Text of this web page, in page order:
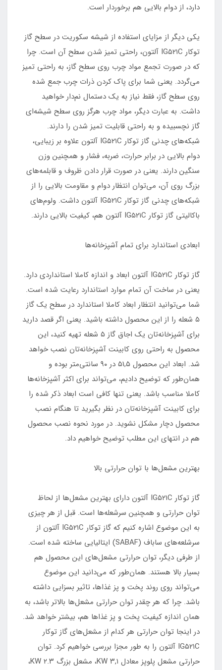
دارد، از دوام بالایی هم برخوردار است.
یکی دیگر از مزایای استفاده از شیشه‌ سکوریت در سطح گاز
توکار IG۵۲۱C آلتون، راحتی تمیز شدن سطح آن است. چرا
که در صورت تجمع مواد چرب روی سطح گاز، به راحتی تمیز
می‌گردد. یعنی شما برای پاک کردن ذرات چرب جمع شده
روی سطح گاز، فقط نیاز به یک دستمال نم‌دار خواهید
داشت. به عبارت دیگر، مواد چرب هرگز روی سطح شیشه‌ای
گاز نچسبیده و به راحتی قابلیت تمیز شدن را دارند.
شبکه‌های چدنی گاز توکار IG۵۲۱C آلتون علاوه بر زیبایی،
دوام بالایی در برابر حرارت، ضربه، فشار و همچنین وزن
سنگین دارند. یعنی در صورت قرار دادن ظروف و قابلمه‌های
بزرگ روی آن، می‌توان انتظار دوام و مقاومت بالایی را از
شبکه‌های چدنی گاز توکار IG۵۲۱C آلتون داشت. ولوم‌های
باکالیتی گاز توکار IG۵۲۱C آلتون هم، کیفیت بالایی دارند.
ابعادی استاندارد برای تمام آشپزخانه‌ها
گاز توکار IG۵۲۱C آلتون ابعاد و اندازه کاملا استانداردی دارد.
یعنی در ساخت آن تمام موارد استاندارد رعایت شده است.
شما می‌توانید انتظار ابعاد کاملا استاندارد در سطح یک گاز
۵ شعله را از این محصول داشته باشید. یعنی اگر قصد دارید
برای آشپزخانه‌تان یک اجاق گاز ۵ شعله تهیه کنید، این
محصول به راحتی روی کابینت آشپزخانه‌تان نصب خواهد
شد. ابعاد این محصول ۵۱,۵ در ۹۰ سانتی‌متر بوده و
همان‌طور که توضیح دادیم، می‌تواند برای اکثر آشپزخانه‌ها
کاملا مناسب باشد. یعنی تنها کافی است ابعاد ذکر شده را
برای کابینت آشپزخانه‌تان در نظر بگیرید تا هنگام نصب
محصول دچار مشکل نشوید. در مورد نحوه نصب محصول
هم در انتهای این مطلب توضیح خواهیم داد.
بهترین مشعل‌ها با توان حرارتی بالا
گاز توکار IG۵۲۱C آلتون دارای بهترین مشعل‌ها از لحاظ
توان حرارتی و همچنین سرشعله‌ها است. قبل از هر چیزی
به این موضوع اشاره کنیم که گاز توکار IG۵۲۱C آلتون از
سرشلعه‌های ساباف (SABAF) ایتالیایی ساخته شده است.
از طرفی دیگر، توان حرارتی مشعل‌های این محصول هم
بسیار بالا هستند. همان‌طور که می‌دانید این موضوع
می‌تواند روی روند پخت و پز غذاها، تاثیر بسزایی داشته
باشد. چرا که هر چقدر توان حرارتی مشعل‌ها بالاتر باشد، به
همان اندازه کیفیت پخت و پز غذاها هم، بیشتر خواهد شد.
در اینجا توان حرارتی هر کدام از مشعل‌های گاز توکار
IG۵۲۱C آلتون را به طور مجزا بررسی خواهیم کرد. توان
حرارتی مشعل پلوپز معادل ۳,۱ KW، مشعل بزرگ ۲.۳ KW،